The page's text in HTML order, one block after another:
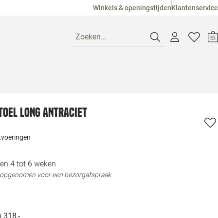
Winkels & openingstijdenKlantenservice
Zoeken…
Pagina suggesties
Loods 5
Long antraciet
4 tot 6 weken
voor een bezorgafspraak
318,-